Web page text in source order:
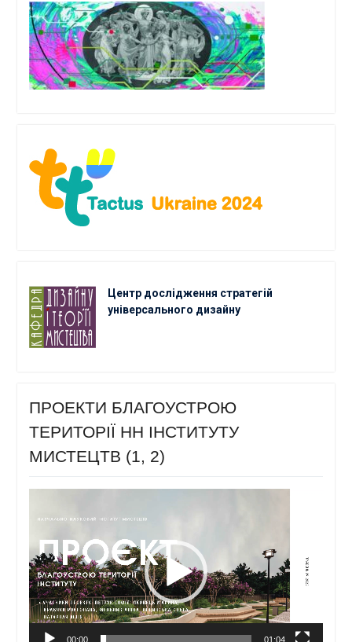
Центр дослідження стратегій
універсального дизайну
ПРОЕКТИ БЛАГОУСТРОЮ
ТЕРИТОРІЇ НН ІНСТИТУТУ
МИСТЕЦТВ (1, 2)
00:00 01:04